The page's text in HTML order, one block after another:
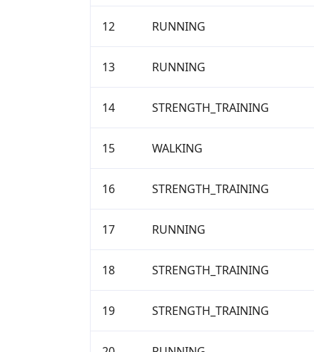
12 RUNNING
13 RUNNING
14 STRENGTH_TRAINING
15 WALKING
16 STRENGTH_TRAINING
17 RUNNING
18 STRENGTH_TRAINING
19 STRENGTH_TRAINING